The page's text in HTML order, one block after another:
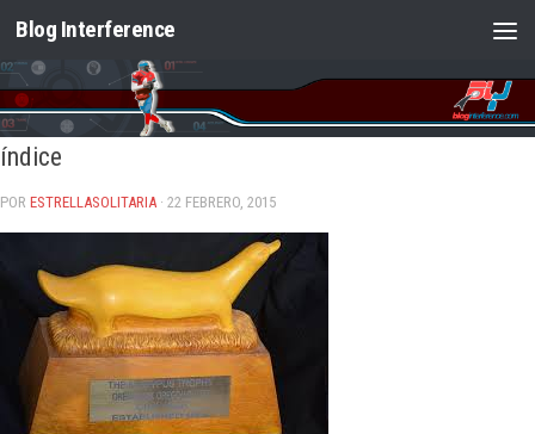
Saltar al contenido
Blog Interference
índice
POR ESTRELLASOLITARIA · 22 FEBRERO, 2015